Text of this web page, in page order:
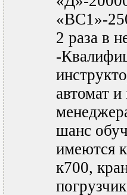
«ВС1»-
2 раза в
-
автомат
шанс
имеются
к700,